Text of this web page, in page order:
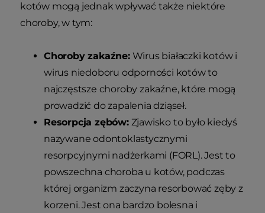
kotów mogą jednak wpływać także niektóre
choroby, w tym:
Choroby zakaźne:Wirus białaczki kotów i
wirus niedoboru odporności kotów to
najczęstsze choroby zakaźne, które mogą
prowadzić do zapalenia dziąseł.
Resorpcja zębów:Zjawisko to było kiedyś
nazywane odontoklastycznymi
resorpcyjnymi nadżerkami (FORL). Jest to
powszechna choroba u kotów, podczas
której organizm zaczyna resorbować zęby z
korzeni. Jest ona bardzo bolesna i